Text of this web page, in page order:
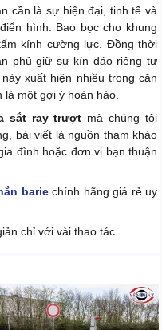
cần là sự hiện đại, tinh tế và
hình. Bao bọc cho khung
kính cường lực. Đồng thời
phủ giữ sự kín đáo riêng tư
xuất hiện nhiều trong căn
một gợi ý hoàn hảo.
sắt ray trượt mà chúng tôi
bài viết là nguồn tham khảo
đình hoặc đơn vị bạn thuận
bariechính hãng giá rẻ uy
chỉ với vài thao tác